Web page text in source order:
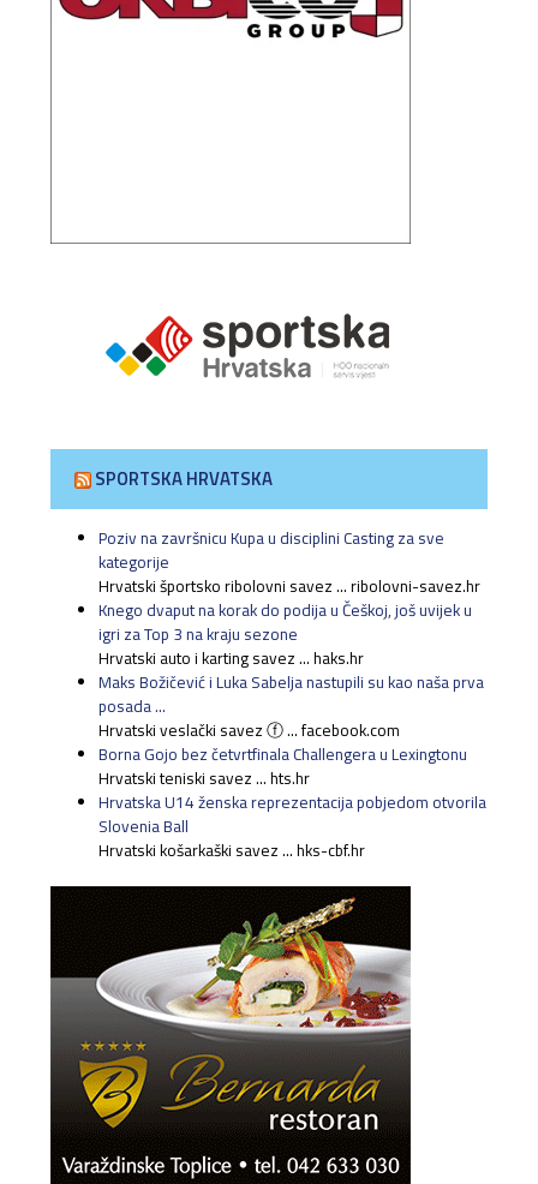
SPORTSKA HRVATSKA
Poziv na završnicu Kupa u disciplini Casting za sve
kategorije
Hrvatski športsko ribolovni savez ... ribolovni-savez.hr
Knego dvaput na korak do podija u Češkoj, još uvijek u
igri za Top 3 na kraju sezone
Hrvatski auto i karting savez ... haks.hr
Maks Božičević i Luka Sabelja nastupili su kao naša prva
posada ...
Hrvatski veslački savez ⓕ ... facebook.com
Borna Gojo bez četvrtfinala Challengera u Lexingtonu
Hrvatski teniski savez ... hts.hr
Hrvatska U14 ženska reprezentacija pobjedom otvorila
Slovenia Ball
Hrvatski košarkaški savez ... hks-cbf.hr